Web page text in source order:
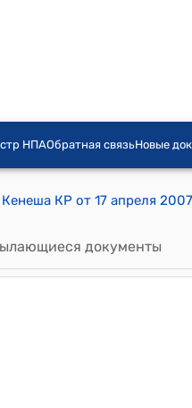
НПАОбратная связьНовые
документы